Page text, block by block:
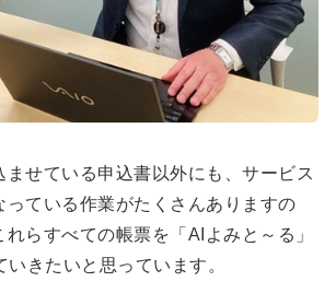
ませている申込書以外にも、サービス
っている作業がたくさんありますの
らすべての帳票を「AIよみと～る」
いきたいと思っています。